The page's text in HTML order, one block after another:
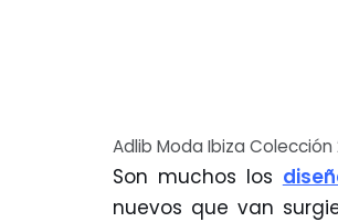
Adlib Moda Ibiza Colección
Son muchos los
nuevos que van